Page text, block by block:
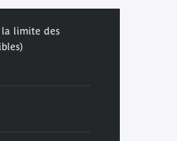
limite des